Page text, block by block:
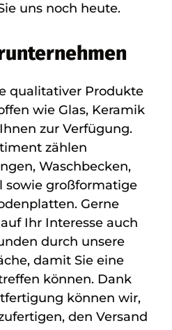
uns noch heute.
qualitativer Produkte
wie Glas, Keramik
zur Verfügung.
zählen
Waschbecken,
sowie großformatige
Gerne
Ihr Interesse auch
durch unsere
damit Sie eine
können. Dank
können wir,
den Versand